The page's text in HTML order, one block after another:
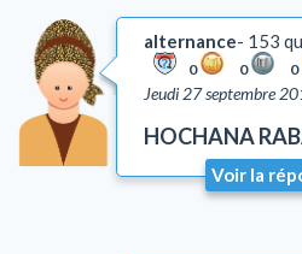
alternance 153
0 0 0
Jeudi 27 septembre
HOCHANA
Voir la